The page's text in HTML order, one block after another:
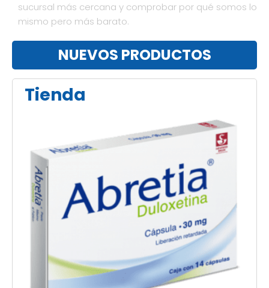
sucursal más cercana y comprobar por qué somos lo
mismo pero más barato.
NUEVOS PRODUCTOS
Tienda